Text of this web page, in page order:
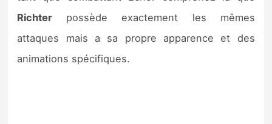
Richter possède exactement les mêmes
attaques mais a sa propre apparence et des
animations spécifiques.